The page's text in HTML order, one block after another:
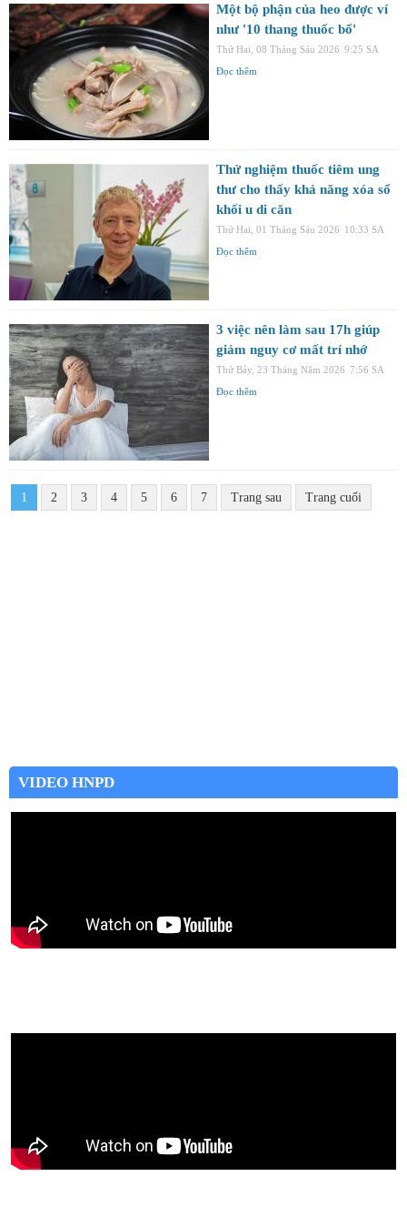
Một bộ phận của heo được ví
như '10 thang thuốc bổ'
Thứ Hai, 08 Tháng Sáu 2026 9:25 SA
Đọc thêm
Thử nghiệm thuốc tiêm ung
thư cho thấy khả năng xóa sổ
khối u di căn
Thứ Hai, 01 Tháng Sáu 2026 10:33 SA
Đọc thêm
3 việc nên làm sau 17h giúp
giảm nguy cơ mất trí nhớ
Thứ Bảy, 23 Tháng Năm 2026 7:56 SA
Đọc thêm
1 2 3 4 5 6 7 Trang sau Trang cuối
VIDEO HNPD